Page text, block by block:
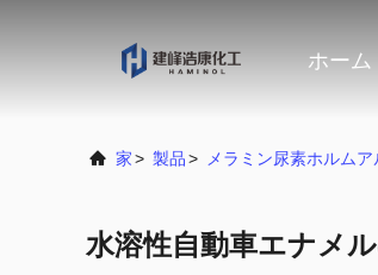
ホーム
家> 製品> メラミン尿素ホルム
水溶性自動車エナメ